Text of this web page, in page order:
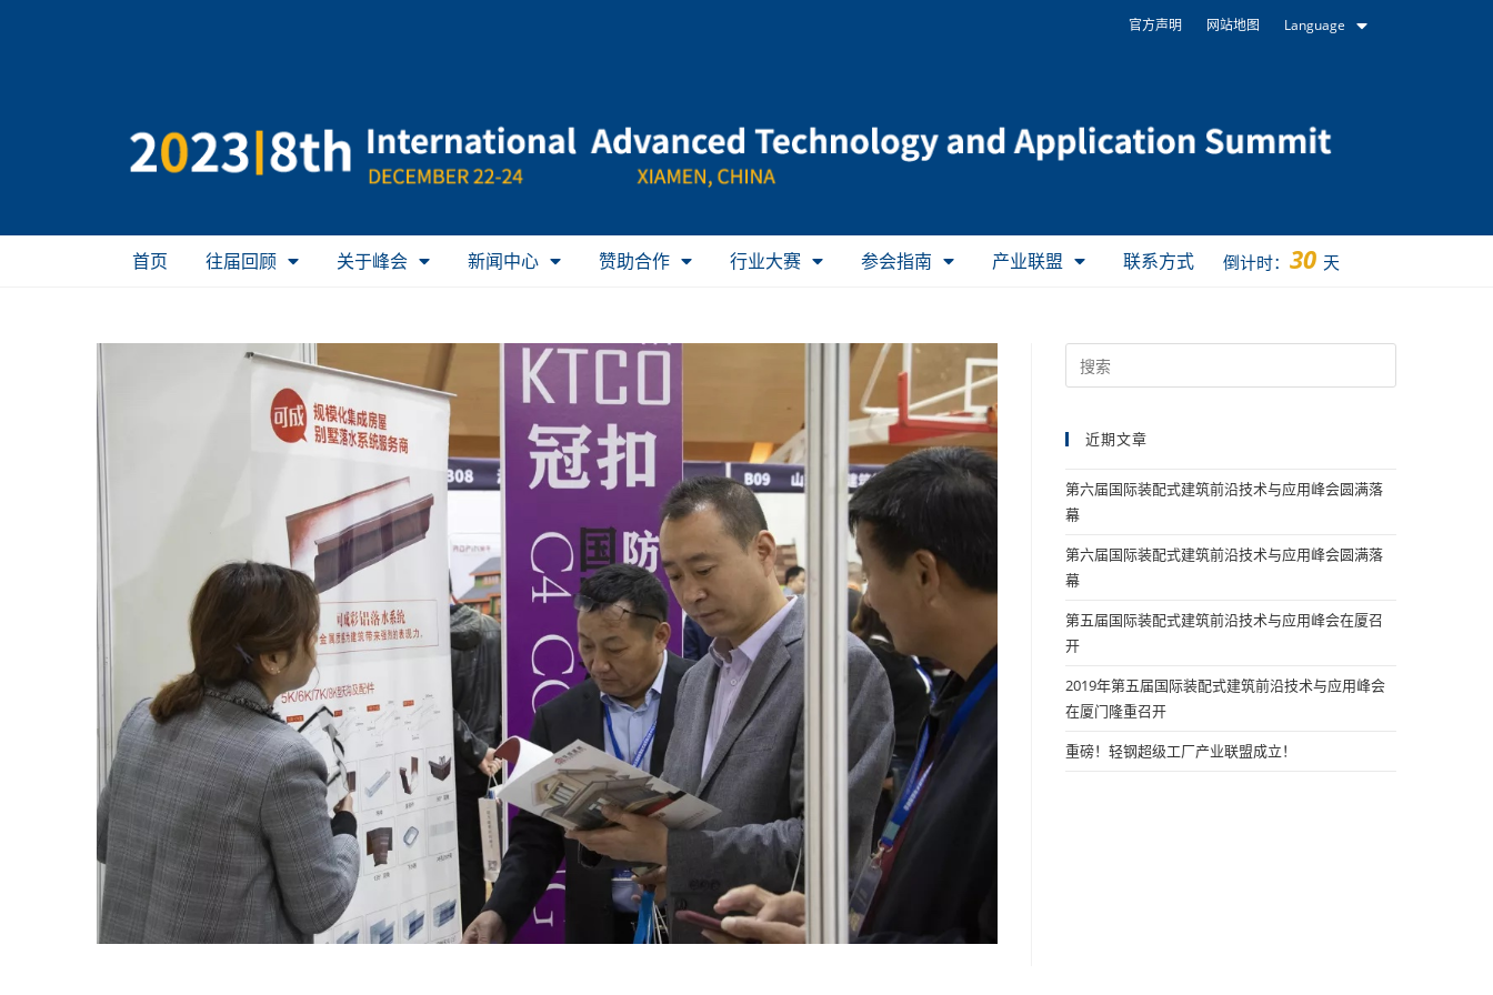
官方声明 网站地图 Language
首页 往届回顾 关于峰会 新闻中心 赞助合作 行业大赛 参会指南 产业联盟 联系方式 倒计时： 30 天
近期文章
第六届国际装配式建筑前沿技术与应用峰会圆满落
幕
第六届国际装配式建筑前沿技术与应用峰会圆满落
幕
第五届国际装配式建筑前沿技术与应用峰会在厦召
开
2019年第五届国际装配式建筑前沿技术与应用峰会
在厦门隆重召开
重磅！轻钢超级工厂产业联盟成立！